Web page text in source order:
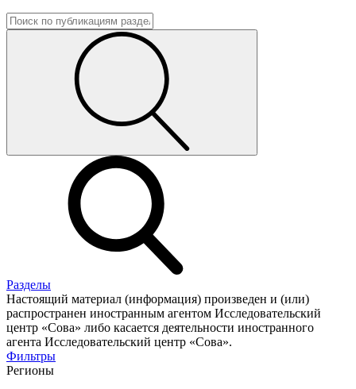
Разделы
Настоящий материал (информация) произведен и (или)
распространен иностранным агентом Исследовательский
центр «Сова» либо касается деятельности иностранного
агента Исследовательский центр «Сова».
Фильтры
Регионы